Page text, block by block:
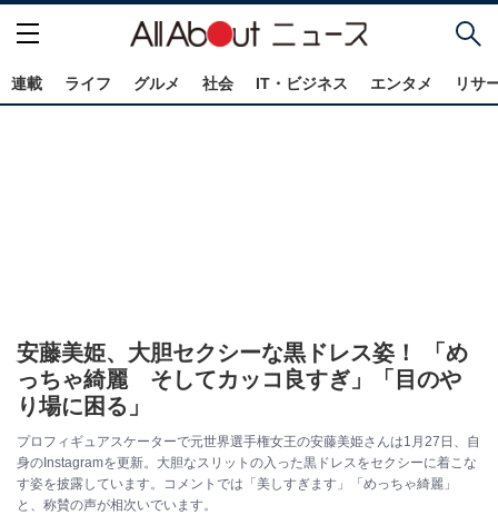
連載 ライフ グルメ 社会 IT・ビジネス エンタメ リサ
安藤美姫、大胆セクシーな黒ドレス姿！ 「め
っちゃ綺麗 そしてカッコ良すぎ」「目のや
り場に困る」
プロフィギュアスケーターで元世界選手権女王の安藤美姫さんは1月27日、自
身のInstagramを更新。大胆なスリットの入った黒ドレスをセクシーに着こな
す姿を披露しています。コメントでは「美しすぎます」「めっちゃ綺麗」
と、称賛の声が相次いでいます。